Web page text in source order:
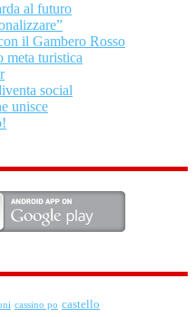
al futuro
il Gambero Rosso
meta turistica
social
unisce
cassino po castello